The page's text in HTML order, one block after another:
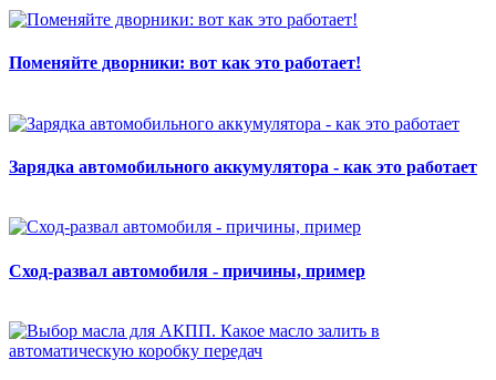
Поменяйте дворники: вот как это работает!
Зарядка автомобильного аккумулятора - как это работает
Сход-развал автомобиля - причины, пример